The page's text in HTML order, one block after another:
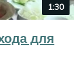
Video
duration
1:30
для